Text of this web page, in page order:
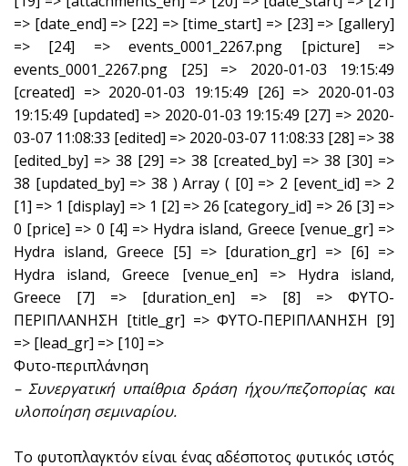
=> [date_end] => [22] => [time_start] => [23] => [gallery]
=> [24] => events_0001_2267.png [picture] =>
events_0001_2267.png [25] => 2020-01-03 19:15:49
[created] => 2020-01-03 19:15:49 [26] => 2020-01-03
19:15:49 [updated] => 2020-01-03 19:15:49 [27] => 2020-
03-07 11:08:33 [edited] => 2020-03-07 11:08:33 [28] => 38
[edited_by] => 38 [29] => 38 [created_by] => 38 [30] =>
38 [updated_by] => 38 ) Array ( [0] => 2 [event_id] => 2
[1] => 1 [display] => 1 [2] => 26 [category_id] => 26 [3] =>
0 [price] => 0 [4] => Hydra island, Greece [venue_gr] =>
Hydra island, Greece [5] => [duration_gr] => [6] =>
Hydra island, Greece [venue_en] => Hydra island,
Greece [7] => [duration_en] => [8] => ΦΥΤΟ-
ΠΕΡΙΠΛΑΝΗΣΗ [title_gr] => ΦΥΤΟ-ΠΕΡΙΠΛΑΝΗΣΗ [9]
=> [lead_gr] => [10] =>
Φυτο-περιπλάνηση
– Συνεργατική υπαίθρια δράση ήχου/πεζοπορίας και
υλοποίηση σεμιναρίου.
Το φυτοπλαγκτόν είναι ένας αδέσποτος φυτικός ιστός